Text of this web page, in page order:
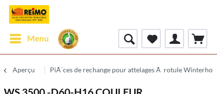
Menu
Aperçu PiÃ¨ces de rechange pour attelages Ã rotule Winterhoff